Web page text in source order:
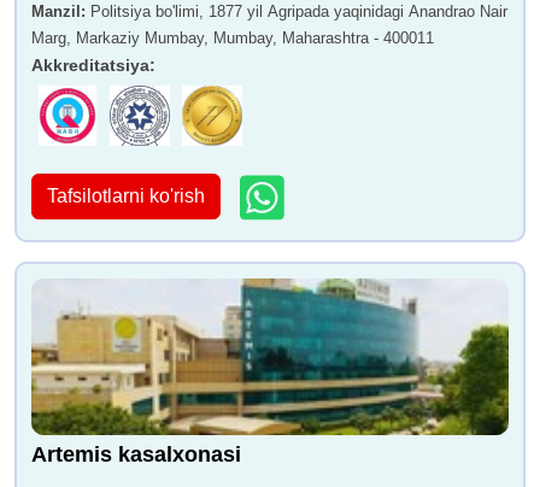
Manzil : Politsiya bo'limi, 1877 yil Agripada yaqinidagi Anandrao Nair
Marg, Markaziy Mumbay, Mumbay, Maharashtra - 400011
Akkreditatsiya:
Tafsilotlarni ko'rish
Artemis kasalxonasi